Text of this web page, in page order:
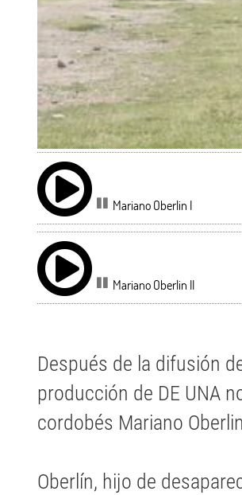
Mariano Oberlin I
Mariano Oberlin II
Después de la difusión
producción de DE UNA
cordobés Mariano
Oberlín, hijo de